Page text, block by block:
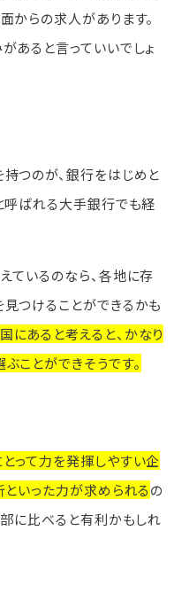
からの求人があります。
あると言っていいでしょ
つのが、銀行をはじめと
呼ばれる大手銀行でも経
ているのなら、各地に存
つけることができるかも
あると考えると、かなり
ことができそうです。
って力を発揮しやすい企
といった力が求められるの
部に比べると有利かもしれ